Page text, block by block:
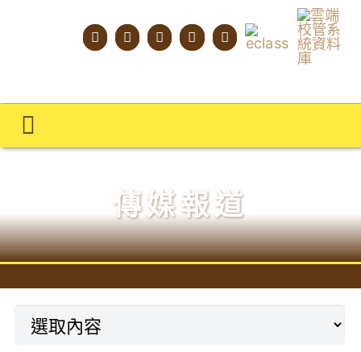
Toggle
明才人學習藍圖
明才人成長階梯
教師專業社群
傳媒報道